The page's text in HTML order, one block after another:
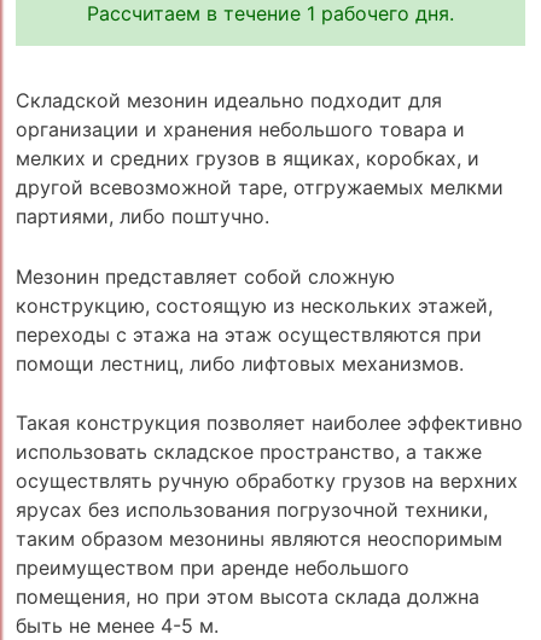
Рассчитаем в течение 1 рабочего дня.
Складской мезонин идеально подходит для
организации и хранения небольшого товара и
мелких и средних грузов в ящиках, коробках, и
другой всевозможной таре, отгружаемых мелкми
партиями, либо поштучно.
Мезонин представляет собой сложную
конструкцию, состоящую из нескольких этажей,
переходы с этажа на этаж осуществляются при
помощи лестниц, либо лифтовых механизмов.
Такая конструкция позволяет наиболее эффективно
использовать складское пространство, а также
осуществлять ручную обработку грузов на верхних
ярусах без использования погрузочной техники,
таким образом мезонины являются неоспоримым
преимуществом при аренде небольшого
помещения, но при этом высота склада должна
быть не менее 4-5 м.